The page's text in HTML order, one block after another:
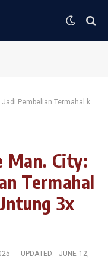
ke-6 Meski Milan Untung 3x Lipat
Man. City:
Termahal
3x
UPDATED:
JUNE 12,